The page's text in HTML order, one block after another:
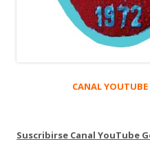
CANAL YOUTUBE
Suscribirse Canal YouTube